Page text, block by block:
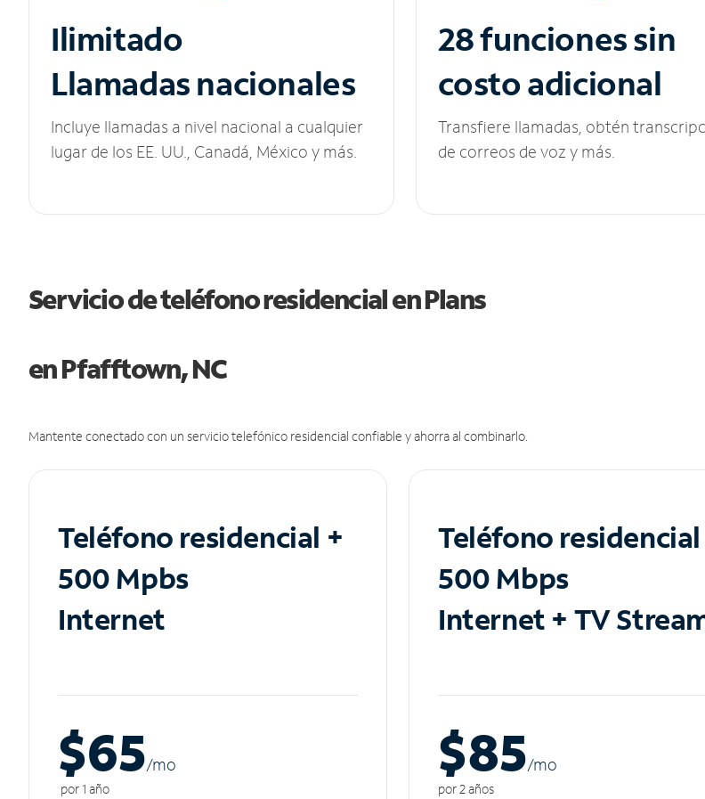
Ilimitado
Llamadas nacionales
Incluye llamadas a nivel nacional a cualquier
lugar de los EE. UU., Canadá, México y más.
28 funciones sin
costo adicional
Transfiere llamadas, obtén
de correos de voz y más.
Servicio de teléfono residencial en Plans
en Pfafftown, NC
Mantente conectado con un servicio telefónico residencial confiable y ahorra al combinarlo.
Teléfono residencial +
500 Mpbs
Internet
$65/mo
por 1 año
Teléfono residencial
500 Mbps
Internet + TV
$85/mo
por 2 años